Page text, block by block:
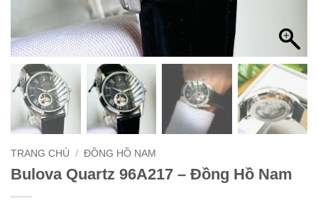
TRANG CHỦ / ĐỒNG HỒ NAM
Bulova Quartz 96A217 – Đồng Hồ Nam